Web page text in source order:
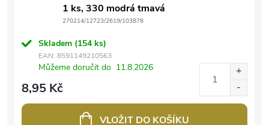
1 ks, 330 modrá tmavá
270214/12723/2619/103878
Skladem (154 ks)
EAN: 8591149210563
Můžeme doručit do 11.8.2026
8,95 Kč
VLOŽIT DO KOŠÍKU